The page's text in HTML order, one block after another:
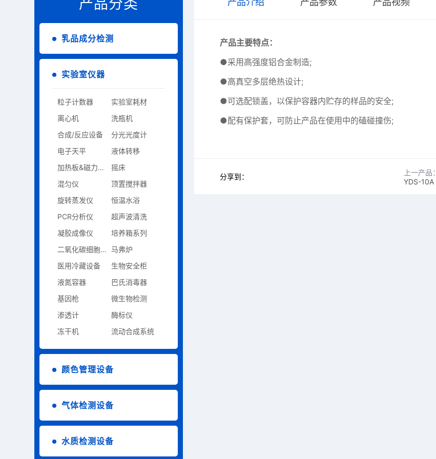
乳品成分检测
实验室仪器
粒子计数器
实验室耗材
离心机
洗瓶机
合成/反应设备
分光光度计
电子天平
液体转移
加热板&磁力搅拌器
摇床
混匀仪
顶置搅拌器
旋转蒸发仪
恒温水浴
PCR分析仪
超声波清洗
凝胶成像仪
培养箱系列
二氧化碳细胞培养系列
马弗炉
医用冷藏设备
生物安全柜
液氮容器
巴氏消毒器
基因枪
微生物检测
渗透计
酶标仪
冻干机
流动合成系统
颜色管理设备
气体检测设备
水质检测设备
产品主要特点：
●采用高强度铝合金制造;
●高真空多层绝热设计;
●可选配锁盖，以保护容器内贮存的样品的安全;
●配有保护套，可防止产品在使用中的磕碰撞伤;
分享到： 上一产品：
YDS-10A